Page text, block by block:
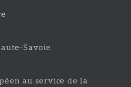
Savoie
au service de la